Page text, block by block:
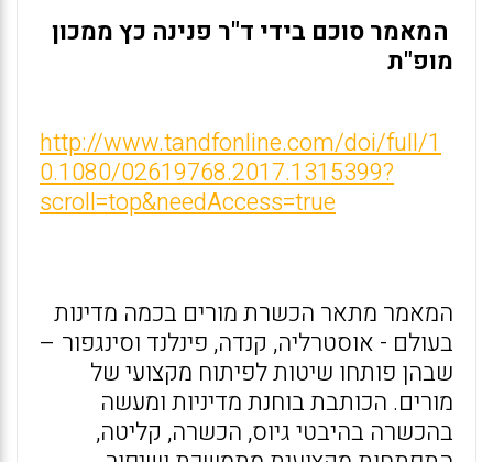
המאמר סוכם בידי ד"ר פנינה כץ ממכון
מופ"ת
http://www.tandfonline.com/doi/full/1
0.1080/02619768.2017.1315399?
scroll=top&needAccess=true
המאמר מתאר הכשרת מורים בכמה מדינות
בעולם - אוסטרליה, קנדה, פינלנד וסינגפור –
שבהן פותחו שיטות לפיתוח מקצועי של
מורים. הכותבת בוחנת מדיניות ומעשה
בהכשרה בהיבטי גיוס, הכשרה, קליטה,